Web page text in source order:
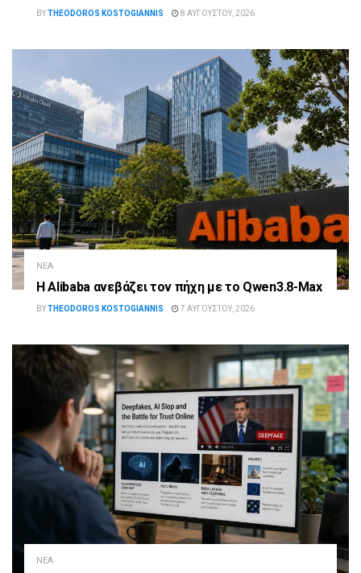
BYTHEODOROS KOSTOGIANNIS 8 ΑΥΓΟΎΣΤΟΥ, 2026
ΝΈΑ
Η Alibaba ανεβάζει τον πήχη με το Qwen3.8-Max
BYTHEODOROS KOSTOGIANNIS 7 ΑΥΓΟΎΣΤΟΥ, 2026
ΝΈΑ